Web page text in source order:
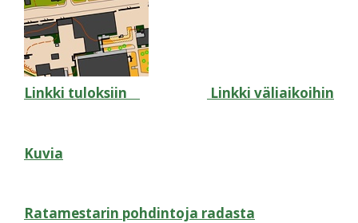
Linkki tuloksiin Linkki väliaikoihin
Kuvia
Ratamestarin pohdintoja radasta